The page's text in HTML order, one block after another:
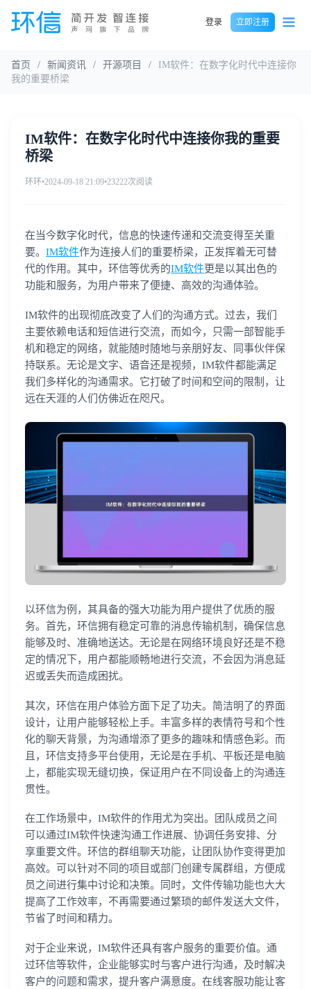
登录 立即注册
首页 / 新闻资讯 / 开源项目 /
IM软件：在数字化时代中连接你
我的重要桥梁
IM软件：在数字化时代中连接你我的重要
桥梁
环环•2024-09-18 21:09•23222次阅读
在当今数字化时代，信息的快速传递和交流变得至关重
要。 IM软件作为连接人们的重要桥梁，正发挥着无可替
代的作用。其中，环信等优秀的IM软件更是以其出色的
功能和服务，为用户带来了便捷、高效的沟通体验。
IM软件的出现彻底改变了人们的沟通方式。过去，我们
主要依赖电话和短信进行交流，而如今，只需一部智能手
机和稳定的网络，就能随时随地与亲朋好友、同事伙伴保
持联系。无论是文字、语音还是视频，IM软件都能满足
我们多样化的沟通需求。它打破了时间和空间的限制，让
远在天涯的人们仿佛近在咫尺。
以环信为例，其具备的强大功能为用户提供了优质的服
务。首先，环信拥有稳定可靠的消息传输机制，确保信息
能够及时、准确地送达。无论是在网络环境良好还是不稳
定的情况下，用户都能顺畅地进行交流，不会因为消息延
迟或丢失而造成困扰。
其次，环信在用户体验方面下足了功夫。简洁明了的界面
设计，让用户能够轻松上手。丰富多样的表情符号和个性
化的聊天背景，为沟通增添了更多的趣味和情感色彩。而
且，环信支持多平台使用，无论是在手机、平板还是电脑
上，都能实现无缝切换，保证用户在不同设备上的沟通连
贯性。
在工作场景中，IM软件的作用尤为突出。团队成员之间
可以通过IM软件快速沟通工作进展、协调任务安排、分
享重要文件。环信的群组聊天功能，让团队协作变得更加
高效。可以针对不同的项目或部门创建专属群组，方便成
员之间进行集中讨论和决策。同时，文件传输功能也大大
提高了工作效率，不再需要通过繁琐的邮件发送大文件，
节省了时间和精力。
对于企业来说，IM软件还具有客户服务的重要价值。通
过环信等软件，企业能够实时与客户进行沟通，及时解决
客户的问题和需求，提升客户满意度。在线客服功能让客